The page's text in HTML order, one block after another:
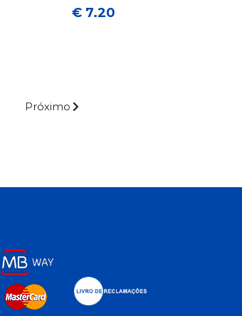
€ 7.20
Próximo